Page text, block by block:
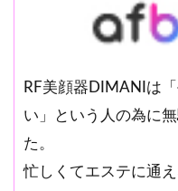
RF美顔器DIMANIは
い」という人の為に
た。
忙しくてエステに通